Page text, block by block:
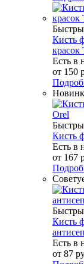
Кисть
красок
Есть в
от 150
Кисть
Есть в
от 167
Кисть
Есть в
от 87